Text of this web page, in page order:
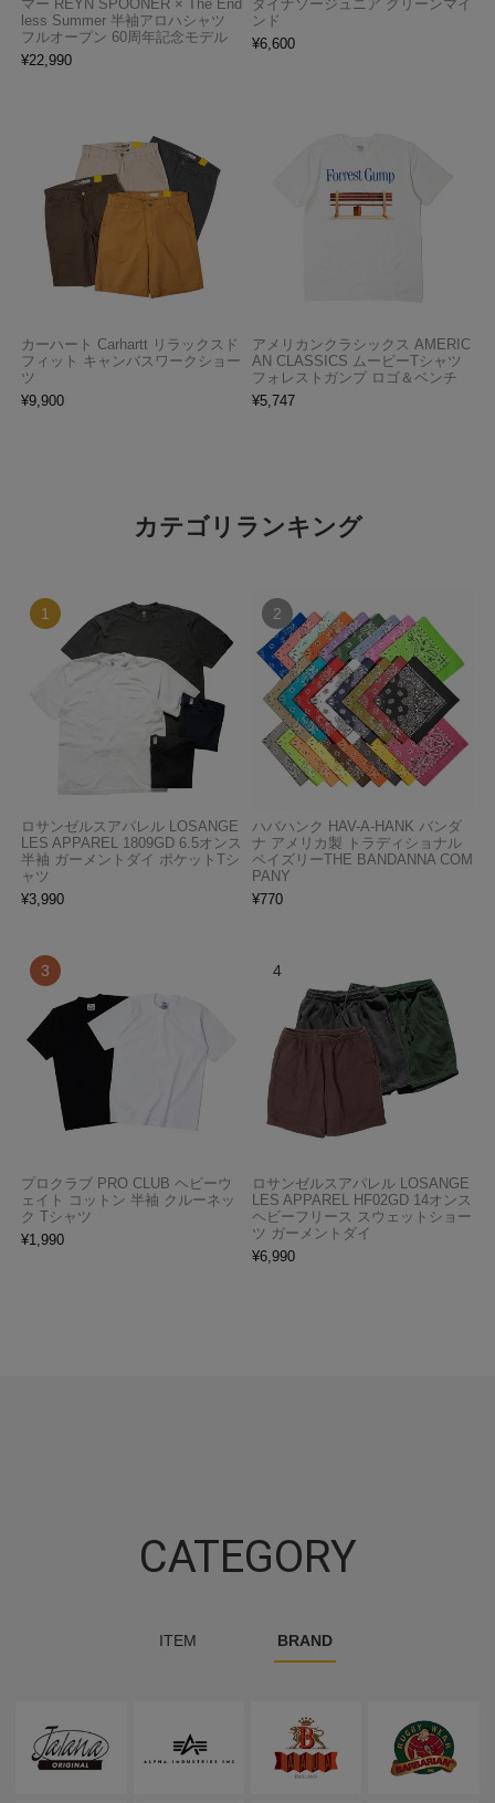
マー REYN SPOONER × The End
less Summer 半袖アロハシャツ
フルオープン 60周年記念モデル
¥22,990
ダイナソージュニア グリーンマイ
ンド
¥6,600
カーハート Carhartt リラックスド
フィット キャンバスワークショー
ツ
¥9,900
アメリカンクラシックス AMERIC
AN CLASSICS ムービーTシャツ
フォレストガンプ ロゴ＆ベンチ
¥5,747
カテゴリランキング
ロサンゼルスアパレル LOSANGE
LES APPAREL 1809GD 6.5オンス
半袖 ガーメントダイ ポケットTシ
ャツ
¥3,990
ハバハンク HAV-A-HANK バンダ
ナ アメリカ製 トラディショナル
ペイズリーTHE BANDANNA COM
PANY
¥770
プロクラブ PRO CLUB ヘビーウ
ェイト コットン 半袖 クルーネッ
ク Tシャツ
¥1,990
ロサンゼルスアパレル LOSANGE
LES APPAREL HF02GD 14オンス
ヘビーフリース スウェットショー
ツ ガーメントダイ
¥6,990
CATEGORY
ITEM BRAND